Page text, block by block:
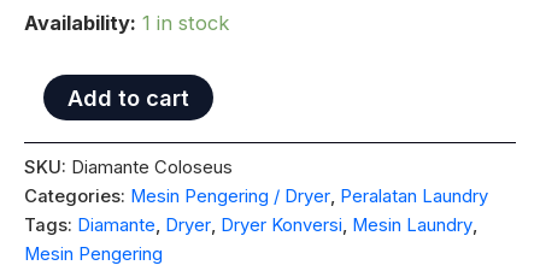
Availability: 1 in stock
Add to cart
SKU: Diamante Coloseus
Categories: Mesin Pengering / Dryer, Peralatan Laundry
Tags: Diamante, Dryer, Dryer Konversi, Mesin Laundry,
Mesin Pengering